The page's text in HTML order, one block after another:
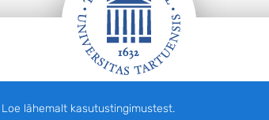
lähemalt kasutustingimustest.